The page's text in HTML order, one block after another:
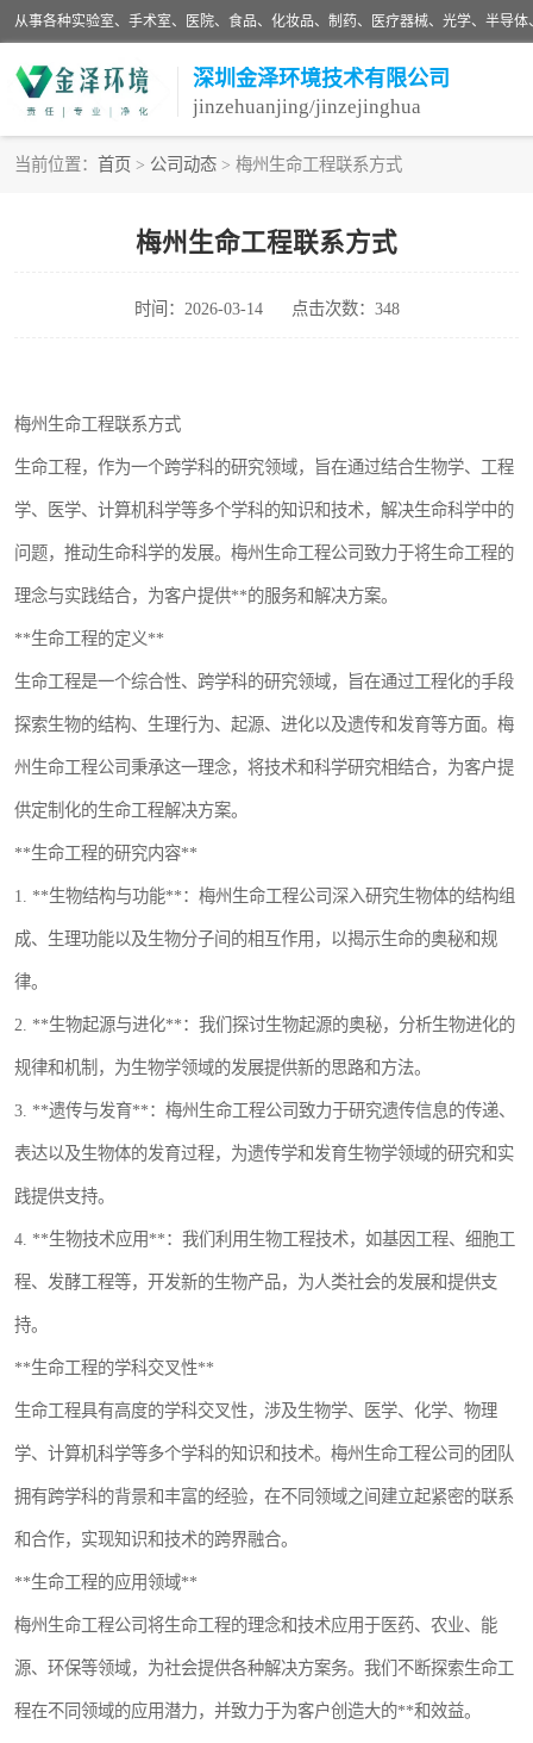
深圳金泽环境技术有限公司
jinzehuanjing/jinzejinghua
当前位置： 首页 > 公司动态 > 梅州生命工程联系方式
梅州生命工程联系方式
时间：2026-03-14 点击次数：348
梅州生命工程联系方式
生命工程，作为一个跨学科的研究领域，旨在通过结合生物学、工程
学、医学、计算机科学等多个学科的知识和技术，解决生命科学中的
问题，推动生命科学的发展。梅州生命工程公司致力于将生命工程的
理念与实践结合，为客户提供**的服务和解决方案。
**生命工程的定义**
生命工程是一个综合性、跨学科的研究领域，旨在通过工程化的手段
探索生物的结构、生理行为、起源、进化以及遗传和发育等方面。梅
州生命工程公司秉承这一理念，将技术和科学研究相结合，为客户提
供定制化的生命工程解决方案。
**生命工程的研究内容**
1. **生物结构与功能**：梅州生命工程公司深入研究生物体的结构组
成、生理功能以及生物分子间的相互作用，以揭示生命的奥秘和规
律。
2. **生物起源与进化**：我们探讨生物起源的奥秘，分析生物进化的
规律和机制，为生物学领域的发展提供新的思路和方法。
3. **遗传与发育**：梅州生命工程公司致力于研究遗传信息的传递、
表达以及生物体的发育过程，为遗传学和发育生物学领域的研究和实
践提供支持。
4. **生物技术应用**：我们利用生物工程技术，如基因工程、细胞工
程、发酵工程等，开发新的生物产品，为人类社会的发展和提供支
持。
**生命工程的学科交叉性**
生命工程具有高度的学科交叉性，涉及生物学、医学、化学、物理
学、计算机科学等多个学科的知识和技术。梅州生命工程公司的团队
拥有跨学科的背景和丰富的经验，在不同领域之间建立起紧密的联系
和合作，实现知识和技术的跨界融合。
**生命工程的应用领域**
梅州生命工程公司将生命工程的理念和技术应用于医药、农业、能
源、环保等领域，为社会提供各种解决方案务。我们不断探索生命工
程在不同领域的应用潜力，并致力于为客户创造大的**和效益。
生物实验室
化妆品
恒温恒湿净化空调